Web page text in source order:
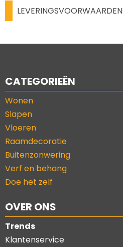
LEVERINGSVOORWAARDEN
CATEGORIEËN
Wonen
Slapen
Vloeren
Raamdecoratie
Buitenzonwering
Verf en behang
Doe het zelf
OVER ONS
Trends
Klantenservice